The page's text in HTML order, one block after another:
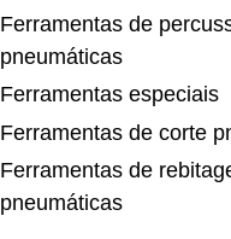
Ferramentas de
pneumáticas
Ferramentas especiais
Ferramentas de corte
Ferramentas de
pneumáticas